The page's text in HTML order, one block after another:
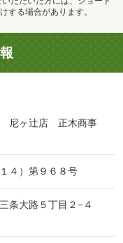
する場合があります。
尼ヶ辻店 正木商事
４）第９６８号
条大路５丁目２−４